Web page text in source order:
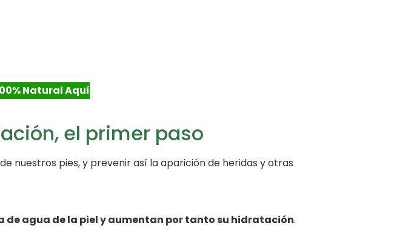
Natural Aquí
el primer paso
nuestros pies, y prevenir así la aparición de heridas y otras
de agua de la piel y aumentan por tanto su hidratación.